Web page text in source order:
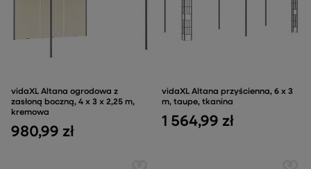
vidaXL Altana ogrodowa z
zasłoną boczną, 4 x 3 x 2,25 m,
kremowa
980,99 zł
vidaXL Altana przyścienna, 6 x 3
m, taupe, tkanina
1 564,99 zł